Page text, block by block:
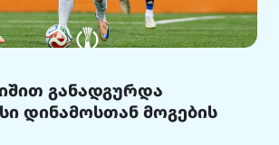
განადგურდა
დინამოსთან მოგების